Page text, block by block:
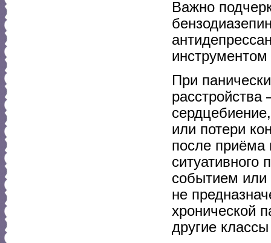
Важно
При
или потери
после приёма
событием или
не
хронической
другие